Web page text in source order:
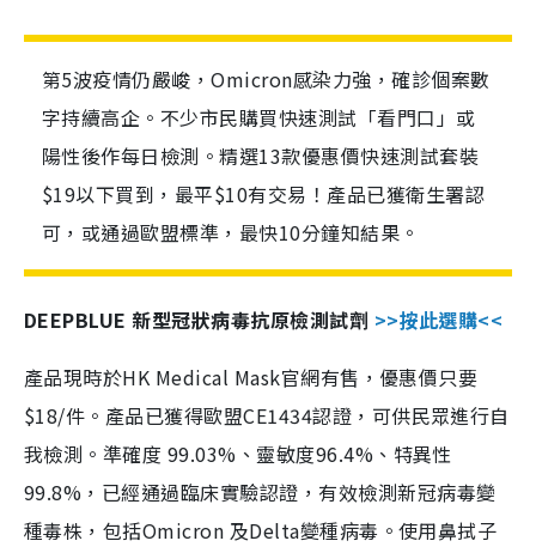
第5波疫情仍嚴峻，Omicron感染力強，確診個案數
字持續高企。不少市民購買快速測試「看門口」或
陽性後作每日檢測。精選13款優惠價快速測試套裝
$19以下買到，最平$10有交易！產品已獲衛生署認
可，或通過歐盟標準，最快10分鐘知結果。
DEEPBLUE 新型冠狀病毒抗原檢測試劑 >>按此選購<<
產品現時於HK Medical Mask官網有售，優惠價只要
$18/件。產品已獲得歐盟CE1434認證，可供民眾進行自
我檢測。準確度 99.03%、靈敏度96.4%、特異性
99.8%，已經通過臨床實驗認證，有效檢測新冠病毒變
種毒株，包括Omicron 及Delta變種病毒。使用鼻拭子